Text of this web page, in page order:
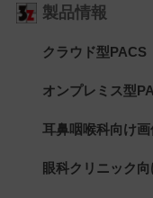
製品情報
クラウド型PACS
オンプレミス型
耳鼻咽喉科向け画
眼科クリニック